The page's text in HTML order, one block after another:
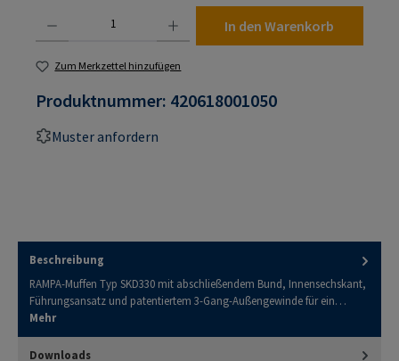
In den Warenkorb
Zum Merkzettel hinzufügen
Produktnummer: 420618001050
Muster anfordern
Beschreibung
RAMPA-Muffen Typ SKD330 mit abschließendem Bund, Innensechskant,
Führungsansatz und patentiertem 3-Gang-Außengewinde für ein…
Mehr
Downloads